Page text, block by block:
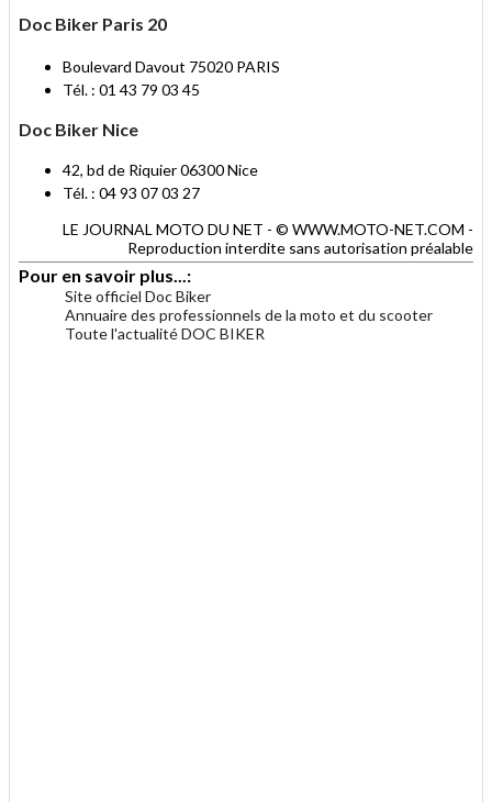
Doc Biker Paris 20
Boulevard Davout 75020 PARIS
Tél. : 01 43 79 03 45
Doc Biker Nice
42, bd de Riquier 06300 Nice
Tél. : 04 93 07 03 27
LE JOURNAL MOTO DU NET - © WWW.MOTO-NET.COM -
Reproduction interdite sans autorisation préalable
Pour en savoir plus...:
Site officiel Doc Biker
Annuaire des professionnels de la moto et du scooter
Toute l'actualité DOC BIKER